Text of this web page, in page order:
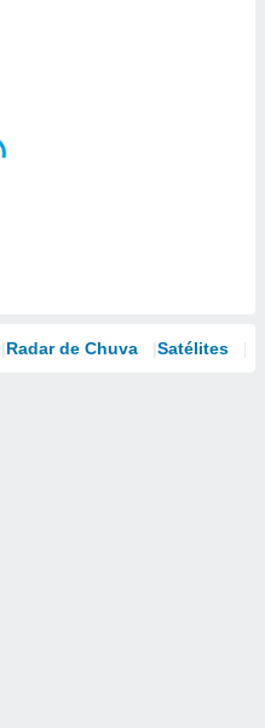
Radar de Chuva Satélites